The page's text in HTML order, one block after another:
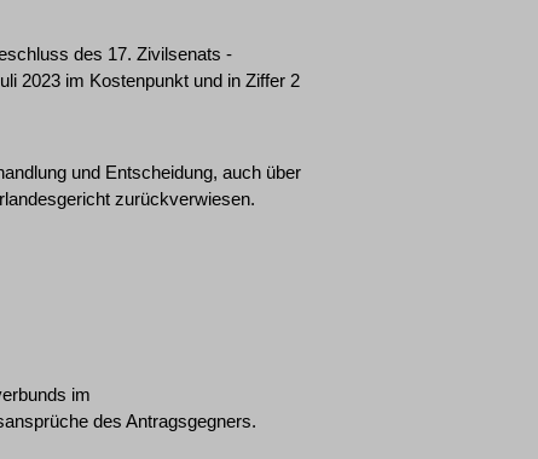
des 17. Zivilsenats
2023 im Kostenpunkt und in Ziffer 2
und Entscheidung, auch über
zurückverwiesen.
im
des Antragsgegners.